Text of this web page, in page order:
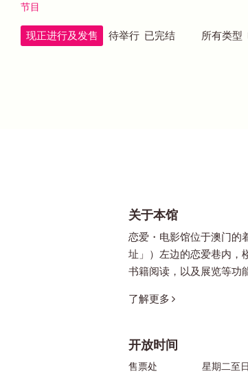
节目
现正进行及发售 待举行 已完结 所有类型
关于本馆
恋爱・电影馆位于澳门的
址」）左边的恋爱巷内，
书籍阅读，以及展览等功
了解更多
开放时间
售票处
星期二至